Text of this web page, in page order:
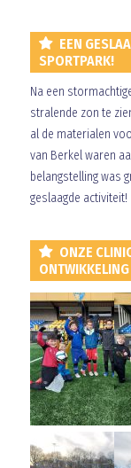
EEN
SPORTPARK!
Na een
stralende zon te
al de materialen
van Berkel waren
belangstelling was
geslaagde activiteit!
ONZE
ONTWIKKELING